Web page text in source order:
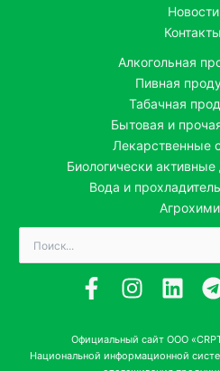
Новости
Контакты
Алкогольная
Пивная
Табачная
Бытовая и
Лекарственные
Биологически
Вода и
Поиск:
Официальный сайт ООО
Национальной информационной